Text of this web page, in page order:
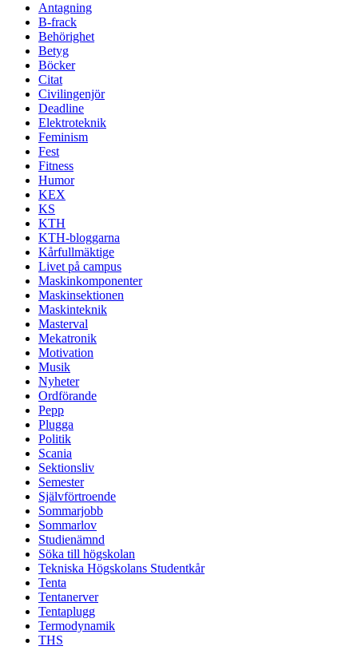
Antagning
B-frack
Behörighet
Betyg
Böcker
Citat
Civilingenjör
Deadline
Elektroteknik
Feminism
Fest
Fitness
Humor
KEX
KS
KTH
KTH-bloggarna
Kårfullmäktige
Livet på campus
Maskinkomponenter
Maskinsektionen
Maskinteknik
Masterval
Mekatronik
Motivation
Musik
Nyheter
Ordförande
Pepp
Plugga
Politik
Scania
Sektionsliv
Semester
Självförtroende
Sommarjobb
Sommarlov
Studienämnd
Söka till högskolan
Tekniska Högskolans Studentkår
Tenta
Tentanerver
Tentaplugg
Termodynamik
THS